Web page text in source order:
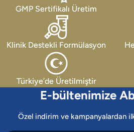
GMP Sertifikalı Üretim
Klinik Destekli Formülasyon
Türkiye’de Üretilmiştir
E-bültenimize
Özel indirim ve kampanyalardan